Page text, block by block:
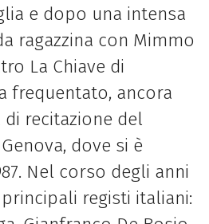
e dopo una intensa
ragazzina con Mimmo
La Chiave di
frequentato, ancora
recitazione del
dove si è
Nel corso degli anni
registi italiani: